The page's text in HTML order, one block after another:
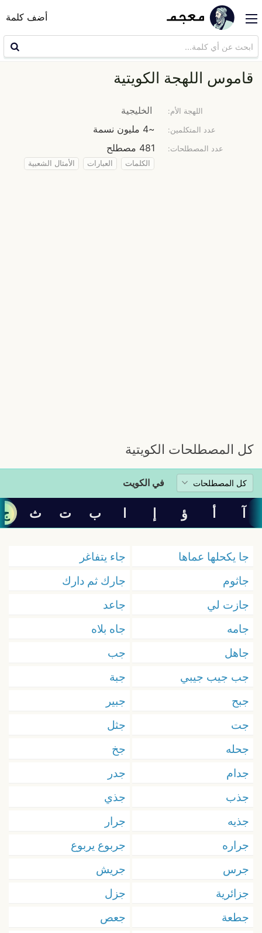
أضف كلمة
قاموس اللهجة الكويتية
اللهجة الأم: الخليجية
عدد المتكلمين: ~4 مليون نسمة
عدد المصطلحات: 481 مصطلح
الكلمات العبارات الأمثال الشعبية
كل المصطلحات الكويتية
في الكويت
آ أ ؤ إ ا ب ت ث ج
جا يكحلها عماها
جاء يتفاغر
جاثوم
جارك ثم دارك
جازت لي
جاعد
جامه
جاه بلاه
جاهل
جب
جب جيب جيبي
جبة
جبح
جبير
جت
جثل
جحله
جخ
جدام
جدر
جذب
جذي
جذيه
جرار
جراره
جربوع يربوع
جرس
جريش
جزائرية
جزل
جطعة
جعص